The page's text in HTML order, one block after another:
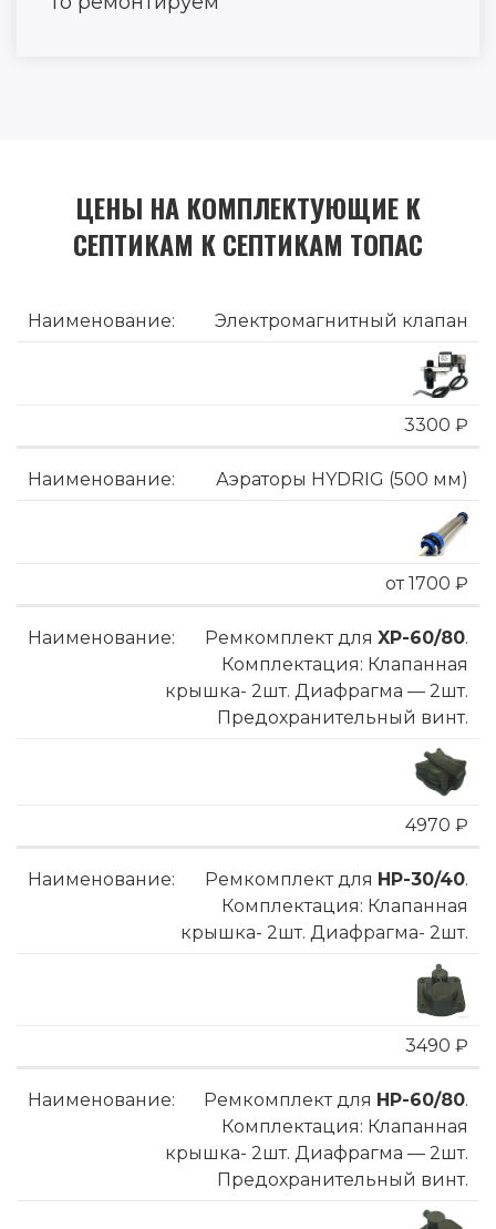
ЦЕНЫ НА КОМПЛЕКТУЮЩИЕ К
СЕПТИКАМ К СЕПТИКАМ ТОПАС
Электромагнитный клапан
3300 ₽
Аэраторы HYDRIG (500 мм)
от 1700 ₽
Ремкомплект для XP-60/80.
Комплектация: Клапанная
крышка- 2шт. Диафрагма — 2шт.
Предохранительный винт.
4970 ₽
Ремкомплект для HP-30/40.
Комплектация: Клапанная
крышка- 2шт. Диафрагма- 2шт.
3490 ₽
Ремкомплект для HP-60/80.
Комплектация: Клапанная
крышка- 2шт. Диафрагма — 2шт.
Предохранительный винт.